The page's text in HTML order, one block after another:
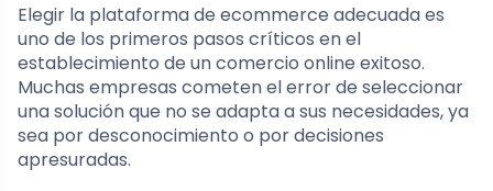
Elegir la plataforma de ecommerce adecuada es
uno de los primeros pasos críticos en el
establecimiento de un comercio online exitoso.
Muchas empresas cometen el error de seleccionar
una solución que no se adapta a sus necesidades, ya
sea por desconocimiento o por decisiones
apresuradas.